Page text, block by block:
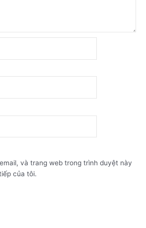
và trang web trong trình duyệt này
của tôi.